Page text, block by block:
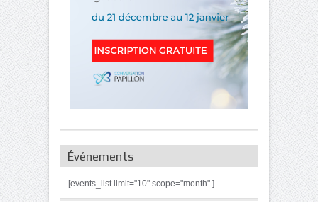
Événements
[events_list limit="10" scope="month" ]